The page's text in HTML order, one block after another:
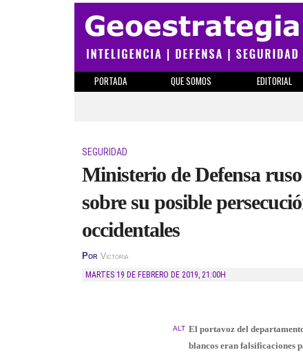
PORTADA QUE SOMOS EDITORIAL
SEGURIDAD
Ministerio de Defensa
sobre su posible
occidentales
Por Victoria
MARTES 19 DE FEBRERO DE 2019, 21:00H
ALT El portavoz del
blancos eran falsificaciones